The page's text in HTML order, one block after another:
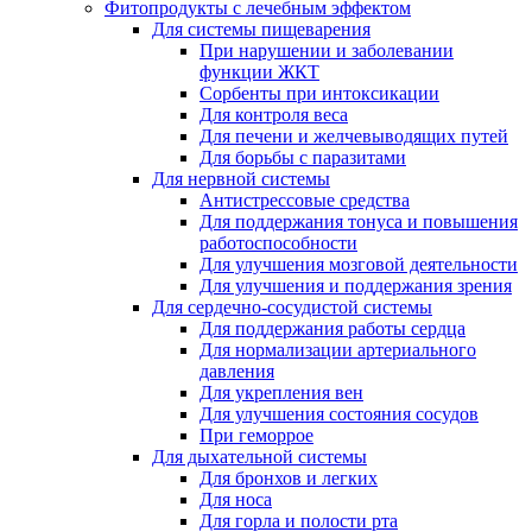
Фитопродукты с лечебным эффектом
Для системы пищеварения
При нарушении и заболевании
функции ЖКТ
Сорбенты при интоксикации
Для контроля веса
Для печени и желчевыводящих путей
Для борьбы с паразитами
Для нервной системы
Антистрессовые средства
Для поддержания тонуса и повышения
работоспособности
Для улучшения мозговой деятельности
Для улучшения и поддержания зрения
Для сердечно-сосудистой системы
Для поддержания работы сердца
Для нормализации артериального
давления
Для укрепления вен
Для улучшения состояния сосудов
При геморрое
Для дыхательной системы
Для бронхов и легких
Для носа
Для горла и полости рта